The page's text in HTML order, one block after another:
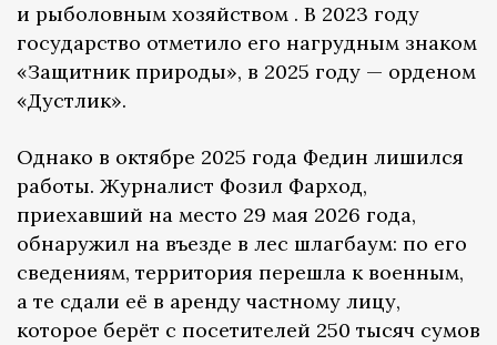
и рыболовным хозяйством . В 2023 году
государство отметило его нагрудным знаком
«Защитник природы», в 2025 году — орденом
«Дустлик».
Однако в октябре 2025 года Федин лишился
работы. Журналист Фозил Фарход,
приехавший на место 29 мая 2026 года,
обнаружил на въезде в лес шлагбаум: по его
сведениям, территория перешла к военным,
а те сдали её в аренду частному лицу,
которое берёт с посетителей 250 тысяч сумов